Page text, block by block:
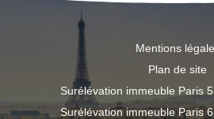
Mentions
Plan de site
Surélévation immeuble Paris
Surélévation immeuble Paris